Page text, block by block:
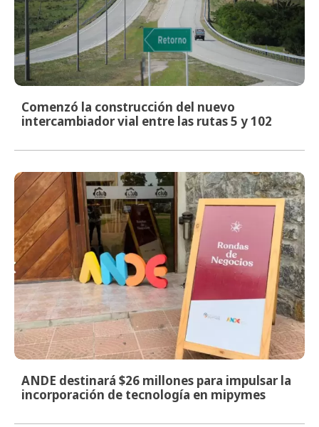
Comenzó la construcción del nuevo
intercambiador vial entre las rutas 5 y 102
ANDE destinará $26 millones para impulsar la
incorporación de tecnología en mipymes